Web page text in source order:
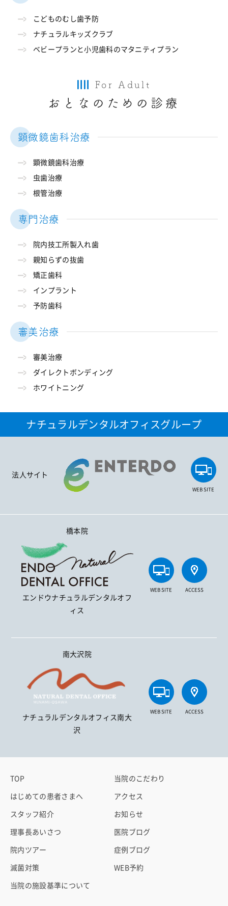
こどものむし歯予防
ナチュラルキッズクラブ
ベビープランと小児歯科のマタニティプラン
For Adult
おとなのための診療
顕微鏡歯科治療
顕微鏡歯科治療
虫歯治療
根管治療
専門治療
院内技工所製入れ歯
親知らずの抜歯
矯正歯科
インプラント
予防歯科
審美治療
審美治療
ダイレクトボンディング
ホワイトニング
ナチュラルデンタルオフィスグループ
法人サイト
WEB SITE
橋本院
エンドウナチュラルデンタルオフ
ィス
WEB SITE ACCESS
南大沢院
ナチュラルデンタルオフィス南大
沢
WEB SITE ACCESS
TOP
はじめての患者さまへ
スタッフ紹介
理事長あいさつ
院内ツアー
滅菌対策
当院の施設基準について
当院のこだわり
アクセス
お知らせ
医院ブログ
症例ブログ
WEB予約